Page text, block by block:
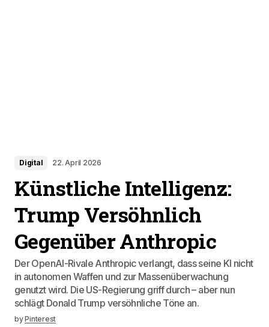
Digital 22. April 2026
Künstliche Intelligenz:
Trump Versöhnlich
Gegenüber Anthropic
Der OpenAI-Rivale Anthropic verlangt, dass seine KI nicht
in autonomen Waffen und zur Massenüberwachung
genutzt wird. Die US-Regierung griff durch – aber nun
schlägt Donald Trump versöhnliche Töne an.
byPinterest